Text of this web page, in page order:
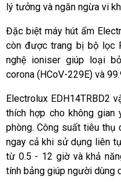
lý tưởng và ngăn ngừa vi
Đặc biệt máy hút ẩm
còn được trang bị bộ lọc
nghệ ioniser giúp loại
corona (HCoV-229E) và
Electrolux EDH14TRBD2
thích hợp cho không gian
phòng. Công suất tiêu thụ
ngay cả khi sử dụng liên
từ 0.5 - 12 giờ và khả
tính bảng giúp người dùng